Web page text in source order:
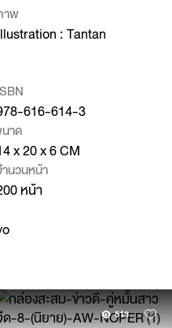
าพ
: Tantan
616-614-3
าด
x 20 x 6 CM
นวนหน้า
หน้า
513